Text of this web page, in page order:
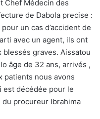
Chef Médecin des
de Dabola precise :
un cas d’accident de
avec un agent, ils ont
graves. Aissatou
âge de 32 ans, arrivés ,
patients nous avons
est décédée pour le
du procureur Ibrahima